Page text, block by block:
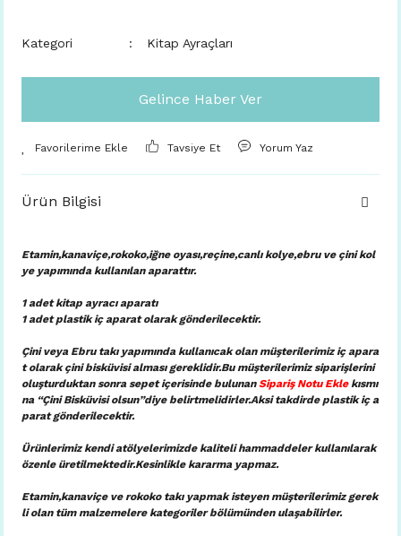
Kategori Kitap Ayraçları
Gelince Haber Ver
Tavsiye Et Yorum Yaz
Ürün Bilgisi
Etamin,kanaviçe,rokoko,iğne oyası,reçine,canlı kolye,ebru ve çini kol
ye yapımında kullanılan aparattır.
1 adet kitap ayracı aparatı
1 adet plastik iç aparatolarak gönderilecektir.
Çini veya Ebru takı yapımında kullanıcak olan müşterilerimiz iç apara
t olarak çini bisküvisi alması gereklidir.Bu müşterilerimiz siparişlerini
oluşturduktan sonra sepet içerisinde bulunanSipariş Notu Eklekısmı
na “Çini Bisküvisi olsun”diye belirtmelidirler.Aksi takdirde plastik iç a
parat gönderilecektir.
Ürünlerimiz kendi atölyelerimizde kaliteli hammaddeler kullanılarak
özenle üretilmektedir.Kesinlikle kararma yapmaz.
Etamin,kanaviçe ve rokoko takı yapmak isteyen müşterilerimiz gerek
li olan tüm malzemelere kategoriler bölümünden ulaşabilirler.